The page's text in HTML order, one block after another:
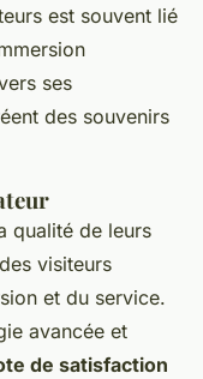
est souvent lié
ses
des souvenirs
qualité de leurs
visiteurs
et du service.
avancée et
de satisfaction